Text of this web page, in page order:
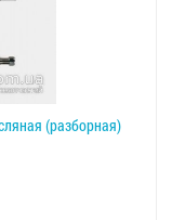
(разборная)